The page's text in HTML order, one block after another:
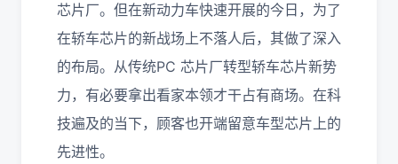
芯片厂。但在新动力车快速开展的今日，为了
在轿车芯片的新战场上不落人后，其做了深入
的布局。从传统PC 芯片厂转型轿车芯片新势
力，有必要拿出看家本领才干占有商场。在科
技遍及的当下，顾客也开端留意车型芯片上的
先进性。